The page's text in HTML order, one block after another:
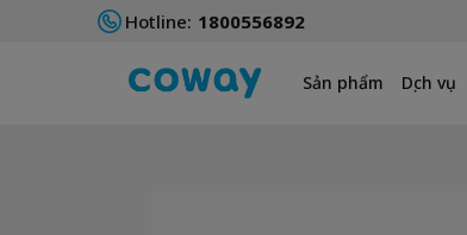
Hotline: 1800556892
Sản phẩm Dịch vụ